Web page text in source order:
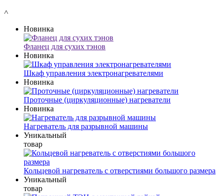
˄
Новинка
Фланец для сухих тэнов
Новинка
Шкаф управления электронагревателями
Новинка
Проточные (циркуляционные) нагреватели
Новинка
Нагреватель для разрывной машины
Уникальный
товар
Кольцевой нагреватель с отверстиями большого размера
Уникальный
товар